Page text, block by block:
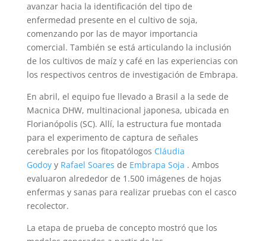
avanzar hacia la identificación del tipo de
enfermedad presente en el cultivo de soja,
comenzando por las de mayor importancia
comercial. También se está articulando la inclusión
de los cultivos de maíz y café en las experiencias con
los respectivos centros de investigación de Embrapa.
En abril, el equipo fue llevado a Brasil a la sede de
Macnica DHW, multinacional japonesa, ubicada en
Florianópolis (SC). Allí, la estructura fue montada
para el experimento de captura de señales
cerebrales por los fitopatólogos Cláudia
Godoyy Rafael Soares de Embrapa Soja . Ambos
evaluaron alrededor de 1.500 imágenes de hojas
enfermas y sanas para realizar pruebas con el casco
recolector.
La etapa de prueba de concepto mostró que los